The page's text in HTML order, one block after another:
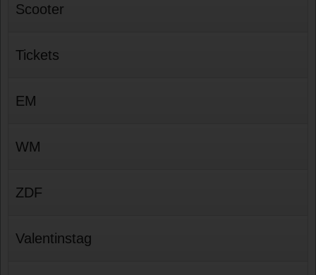
Scooter
Tickets
EM
WM
ZDF
Valentinstag